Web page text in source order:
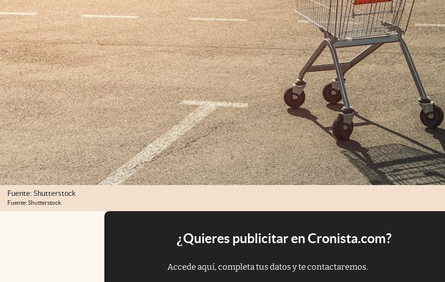
Fuente: Shutterstock
Fuente: Shutterstock
¿Quieres publicitar en Cronista.com?
Accede aquí, completa tus datos y te contactaremos.